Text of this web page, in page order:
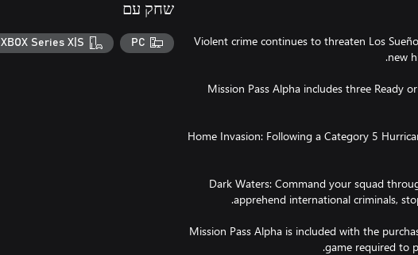
Violent crime continues to threaten Los
Mission Pass Alpha includes three Ready
Home Invasion: Following a Category 5
Dark Waters: Command your squad
* Mission Pass Alpha is included with the
game required to
שחק עם
PC
XBOX Series X|S